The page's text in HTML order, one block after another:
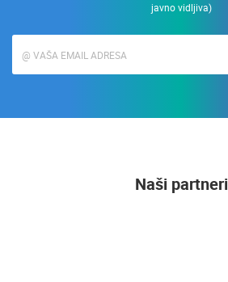
javno vidljiva)
Naši partneri